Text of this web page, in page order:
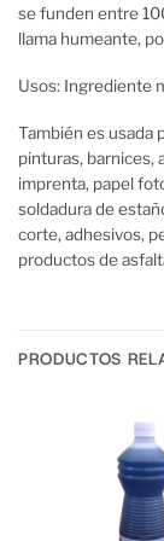
se funden entre
llama humeante,
Usos: Ingrediente
También es usada
pinturas, barnices,
imprenta, papel
soldadura de
corte, adhesivos,
productos de
PRODUCTOS